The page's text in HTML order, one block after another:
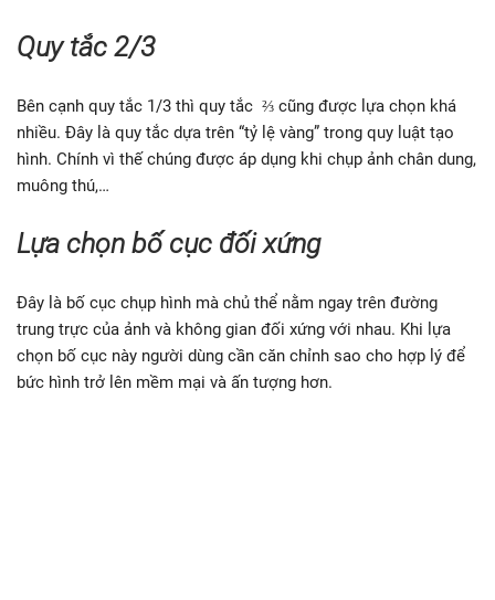
Quy tắc 2/3
Bên cạnh quy tắc 1/3 thì quy tắc ⅔ cũng được lựa chọn khá
nhiều. Đây là quy tắc dựa trên “tỷ lệ vàng” trong quy luật tạo
hình. Chính vì thế chúng được áp dụng khi chụp ảnh chân dung,
muông thú,…
Lựa chọn bố cục đối xứng
Đây là bố cục chụp hình mà chủ thể nằm ngay trên đường
trung trực của ảnh và không gian đối xứng với nhau. Khi lựa
chọn bố cục này người dùng cần căn chỉnh sao cho hợp lý để
bức hình trở lên mềm mại và ấn tượng hơn.